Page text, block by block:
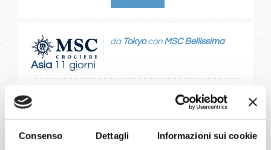
Consenso Dettagli Informazioni sui cookie
Asia11 giorni
da Tokyocon MSC Bellissima
SASEBO, Kobe, Tokyo
10/04/2027